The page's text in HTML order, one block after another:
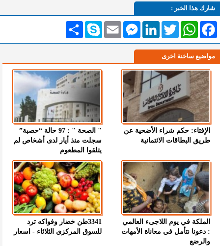
شارك هذا الخبر :
انشر Skype Email
MessengerLinkedInTwitterWhatsAppFacebook
مواضيع ساخنة اخرى
الإفتاء: حكم شراء الأضحية عن
طريق البطاقات الائتمانية
" الصحة " : 97 حالة “حصبة”
سجلت منذ أيار لدى أشخاص لم
يتلقوا المطعوم
الملكة في يوم اللاجىء العالمي
: دعونا نتأمل في معاناة الأمهات
والرضع
3341طن خضار وفواكه ترد
للسوق المركزي الثلاثاء - اسعار